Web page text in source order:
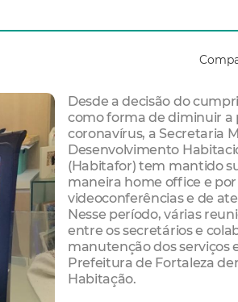
Desde a decisão do
como forma de diminuir a
coronavírus, a Secretaria
Desenvolvimento
(Habitafor) tem mantido
maneira home office e
videoconferências e de
Nesse período, várias
entre os secretários e
manutenção dos serviços
Prefeitura de Fortaleza
Habitação.